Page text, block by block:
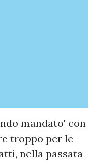
mandato'
troppo per le
nella passata